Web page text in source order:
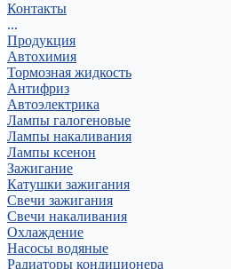
Контакты
...
Продукция
Автохимия
Тормозная жидкость
Антифриз
Автоэлектрика
Лампы галогеновые
Лампы накаливания
Лампы ксенон
Зажигание
Катушки зажигания
Свечи зажигания
Свечи накаливания
Охлаждение
Насосы водяные
Радиаторы кондиционера